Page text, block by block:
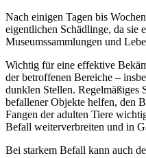
Nach einigen Tagen bis
eigentlichen Schädlinge, da sie
Museumssammlungen und
Wichtig für eine effektive
der betroffenen Bereiche –
dunklen Stellen. Regelmäßiges
befallener Objekte helfen, den
Fangen der adulten Tiere
Befall weiterverbreiten und in
Bei starkem Befall kann auch